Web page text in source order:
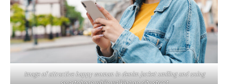
Image of attractive happy woman in denim jacket smiling and using